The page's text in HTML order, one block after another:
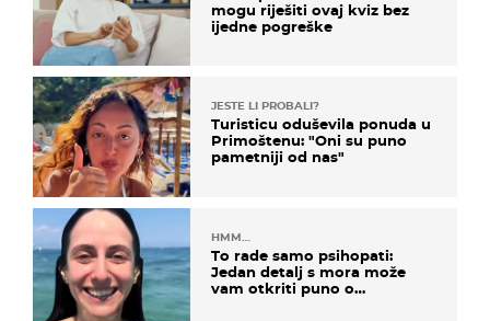
mogu riješiti ovaj kviz bez
ijedne pogreške
JESTE LI PROBALI?
Turisticu oduševila ponuda u
Primoštenu: "Oni su puno
pametniji od nas"
HMM…
To rade samo psihopati:
Jedan detalj s mora može
vam otkriti puno o